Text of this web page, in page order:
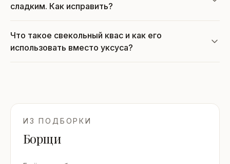
сладким. Как исправить?
Что такое свекольный квас и как его
использовать вместо уксуса?
ИЗ ПОДБОРКИ
Борщи